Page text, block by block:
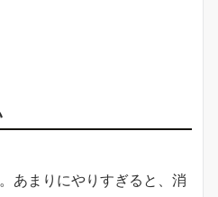
あまりにやりすぎると、消